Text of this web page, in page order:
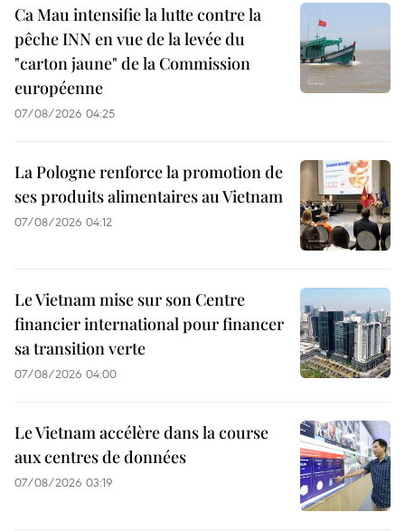
Ca Mau intensifie la lutte contre la
pêche INN en vue de la levée du
"carton jaune" de la Commission
européenne
07/08/2026 04:25
La Pologne renforce la promotion de
ses produits alimentaires au Vietnam
07/08/2026 04:12
Le Vietnam mise sur son Centre
financier international pour financer
sa transition verte
07/08/2026 04:00
Le Vietnam accélère dans la course
aux centres de données
07/08/2026 03:19